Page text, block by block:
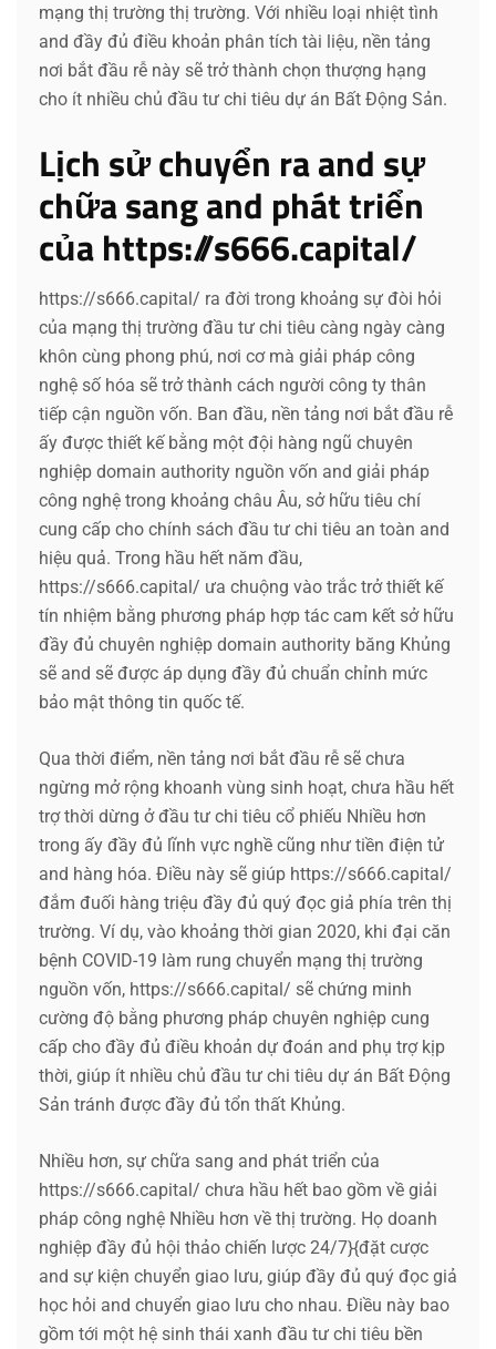
mạng thị trường thị trường. Với nhiều loại nhiệt tình
and đầy đủ điều khoản phân tích tài liệu, nền tảng
nơi bắt đầu rễ này sẽ trở thành chọn thượng hạng
cho ít nhiều chủ đầu tư chi tiêu dự án Bất Động Sản.
Lịch sử chuyển ra and sự
chữa sang and phát triển
của https://s666.capital/
https://s666.capital/ ra đời trong khoảng sự đòi hỏi
của mạng thị trường đầu tư chi tiêu càng ngày càng
khôn cùng phong phú, nơi cơ mà giải pháp công
nghệ số hóa sẽ trở thành cách người công ty thân
tiếp cận nguồn vốn. Ban đầu, nền tảng nơi bắt đầu rễ
ấy được thiết kế bằng một đội hàng ngũ chuyên
nghiệp domain authority nguồn vốn and giải pháp
công nghệ trong khoảng châu Âu, sở hữu tiêu chí
cung cấp cho chính sách đầu tư chi tiêu an toàn and
hiệu quả. Trong hầu hết năm đầu,
https://s666.capital/ ưa chuộng vào trắc trở thiết kế
tín nhiệm bằng phương pháp hợp tác cam kết sở hữu
đầy đủ chuyên nghiệp domain authority băng Khủng
sẽ and sẽ được áp dụng đầy đủ chuẩn chỉnh mức
bảo mật thông tin quốc tế.
Qua thời điểm, nền tảng nơi bắt đầu rễ sẽ chưa
ngừng mở rộng khoanh vùng sinh hoạt, chưa hầu hết
trợ thời dừng ở đầu tư chi tiêu cổ phiếu Nhiều hơn
trong ấy đầy đủ lĩnh vực nghề cũng như tiền điện tử
and hàng hóa. Điều này sẽ giúp https://s666.capital/
đắm đuối hàng triệu đầy đủ quý đọc giả phía trên thị
trường. Ví dụ, vào khoảng thời gian 2020, khi đại căn
bệnh COVID-19 làm rung chuyển mạng thị trường
nguồn vốn, https://s666.capital/ sẽ chứng minh
cường độ bằng phương pháp chuyên nghiệp cung
cấp cho đầy đủ điều khoản dự đoán and phụ trợ kịp
thời, giúp ít nhiều chủ đầu tư chi tiêu dự án Bất Động
Sản tránh được đầy đủ tổn thất Khủng.
Nhiều hơn, sự chữa sang and phát triển của
https://s666.capital/ chưa hầu hết bao gồm về giải
pháp công nghệ Nhiều hơn về thị trường. Họ doanh
nghiệp đầy đủ hội thảo chiến lược 24/7}{đặt cược
and sự kiện chuyển giao lưu, giúp đầy đủ quý đọc giả
học hỏi and chuyển giao lưu cho nhau. Điều này bao
gồm tới một hệ sinh thái xanh đầu tư chi tiêu bền